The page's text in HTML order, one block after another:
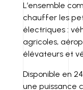
L’ensemble
chauffer les
électriques :
agricoles,
élévateurs et
Disponible en
une puissance